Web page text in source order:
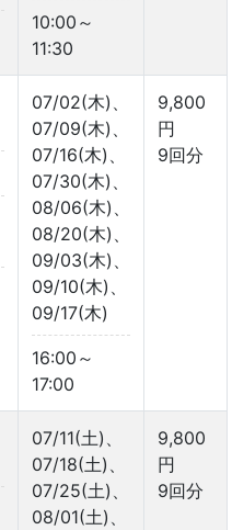
10:00～
11:30
07/02(木)、
07/09(木)、
07/16(木)、
07/30(木)、
08/06(木)、
08/20(木)、
09/03(木)、
09/10(木)、
09/17(木)
16:00～
17:00
9,800
円
9回分
07/11(土)、
07/18(土)、
07/25(土)、
08/01(土)、
9,800
円
9回分